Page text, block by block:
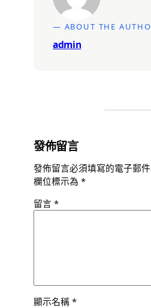
— ABOUT THE
admin
發佈留言
發佈留言必須填寫的電子郵
欄位標示為 *
留言 *
顯示名稱 *